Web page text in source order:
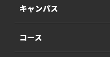
キャンパス
コース